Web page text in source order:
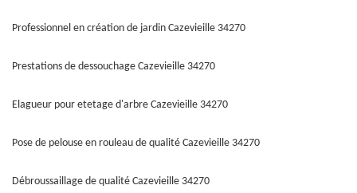
Professionnel en création de jardin Cazevieille 34270
Prestations de dessouchage Cazevieille 34270
Elagueur pour etetage d'arbre Cazevieille 34270
Pose de pelouse en rouleau de qualité Cazevieille 34270
Débroussaillage de qualité Cazevieille 34270